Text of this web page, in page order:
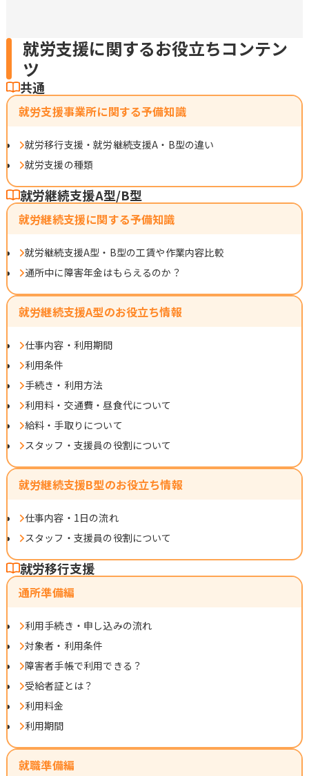
就労支援に関するお役立ちコンテン
ツ
共通
就労支援事業所に関する予備知識
就労移行支援・就労継続支援A・B型の違い
就労支援の種類
就労継続支援A型/B型
就労継続支援に関する予備知識
就労継続支援A型・B型の工賃や作業内容比較
通所中に障害年金はもらえるのか？
就労継続支援A型のお役立ち情報
仕事内容・利用期間
利用条件
手続き・利用方法
利用料・交通費・昼食代について
給料・手取りについて
スタッフ・支援員の役割について
就労継続支援B型のお役立ち情報
仕事内容・1日の流れ
スタッフ・支援員の役割について
就労移行支援
通所準備編
利用手続き・申し込みの流れ
対象者・利用条件
障害者手帳で利用できる？
受給者証とは？
利用料金
利用期間
就職準備編